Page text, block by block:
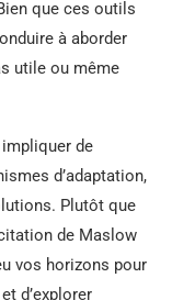
que ces outils
à aborder
utile ou même
de
d’adaptation,
Plutôt que
de Maslow
vos horizons pour
d’explorer